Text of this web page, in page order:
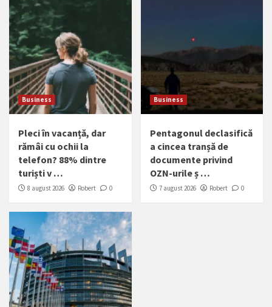
Business
Pleci în vacanță, dar
rămâi cu ochii la
telefon? 88% dintre
turiști v …
8 august 2026 Robert 0
Business
Pentagonul declasifică
a cincea tranșă de
documente privind
OZN-urile ș …
7 august 2026 Robert 0